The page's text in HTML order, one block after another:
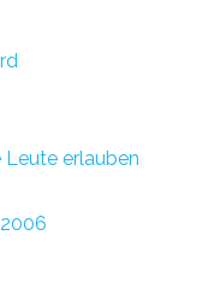
erlauben